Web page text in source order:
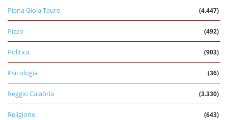
Piana Gioia Tauro (4.447)
Pizzo (492)
Politica (903)
Psicologia (36)
Reggio Calabria (3.330)
Religione (643)